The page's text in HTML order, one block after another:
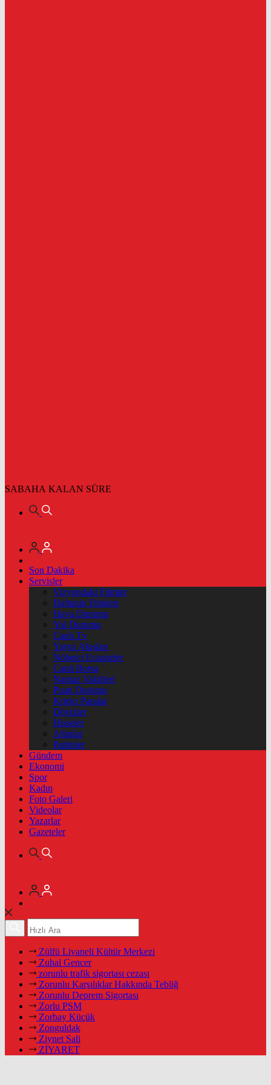
SABAHA KALAN SÜRE
Son Dakika
Servisler
Vizyondaki Filmler
Haftanin Filmleri
Hava Durumu
Yol Durumu
Canlı Tv
Yayın Akışları
Nöbetçi Eczaneler
Canlı Borsa
Namaz Vakitleri
Puan Durumu
Kripto Paralar
Dövizler
Hisseler
Altınlar
Pariteler
Gündem
Ekonomi
Spor
Kadın
Foto Galeri
Videolar
Yazarlar
Gazeteler
Zülfü Livaneli Kültür Merkezi
Zuhal Gencer
zorunlu trafik sigortası cezası
Zorunlu Karşılıklar Hakkında Tebliğ
Zorunlu Deprem Sigortası
Zorlu PSM
Zorbay Küçük
Zonguldak
Ziynet Sali
ZİYARET